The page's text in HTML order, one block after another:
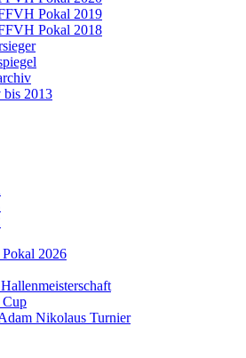
Pokal 2019
Pokal 2018
2013
2026
Nikolaus Turnier